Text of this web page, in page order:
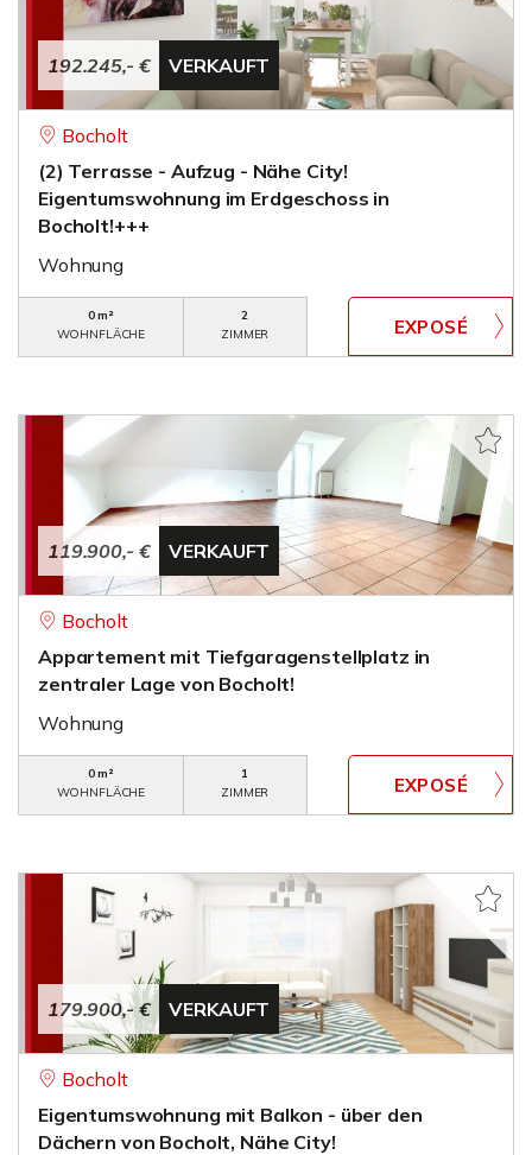
192.245,- € VERKAUFT
Bocholt
(2) Terrasse - Aufzug - Nähe City!
Eigentumswohnung im Erdgeschoss in
Bocholt!+++
Wohnung
0 m²
WOHNFLÄCHE
2
ZIMMER
119.900,- € VERKAUFT
Bocholt
Appartement mit Tiefgaragenstellplatz in
zentraler Lage von Bocholt!
Wohnung
0 m²
WOHNFLÄCHE
1
ZIMMER
179.900,- € VERKAUFT
Bocholt
Eigentumswohnung mit Balkon - über den
Dächern von Bocholt, Nähe City!